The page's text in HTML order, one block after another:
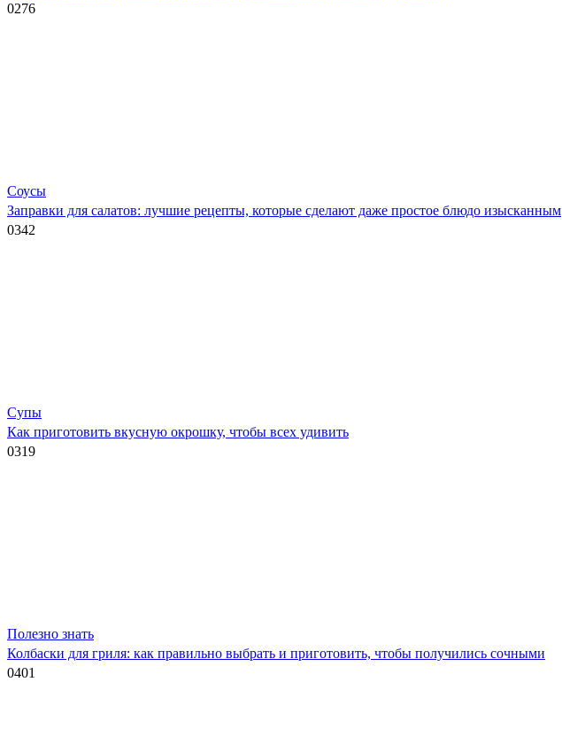
0276
Соусы
Заправки для салатов: лучшие рецепты, которые сделают даже простое блюдо изысканным
0342
Супы
Как приготовить вкусную окрошку, чтобы всех удивить
0319
Полезно знать
Колбаски для гриля: как правильно выбрать и приготовить, чтобы получились сочными
0401